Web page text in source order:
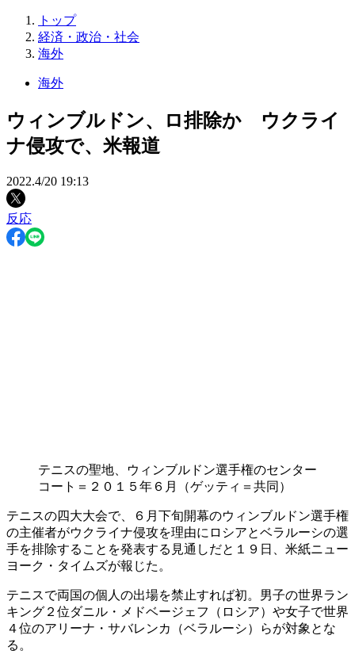
トップ
経済・政治・社会
海外
海外
ウィンブルドン、ロ排除か ウクライ
ナ侵攻で、米報道
2022.4/20 19:13
反応
テニスの聖地、ウィンブルドン選手権のセンター
コート＝２０１５年６月（ゲッティ＝共同）
テニスの四大大会で、６月下旬開幕のウィンブルドン選手権
の主催者がウクライナ侵攻を理由にロシアとベラルーシの選
手を排除することを発表する見通しだと１９日、米紙ニュー
ヨーク・タイムズが報じた。
テニスで両国の個人の出場を禁止すれば初。男子の世界ラン
キング２位ダニル・メドベージェフ（ロシア）や女子で世界
４位のアリーナ・サバレンカ（ベラルーシ）らが対象とな
る。